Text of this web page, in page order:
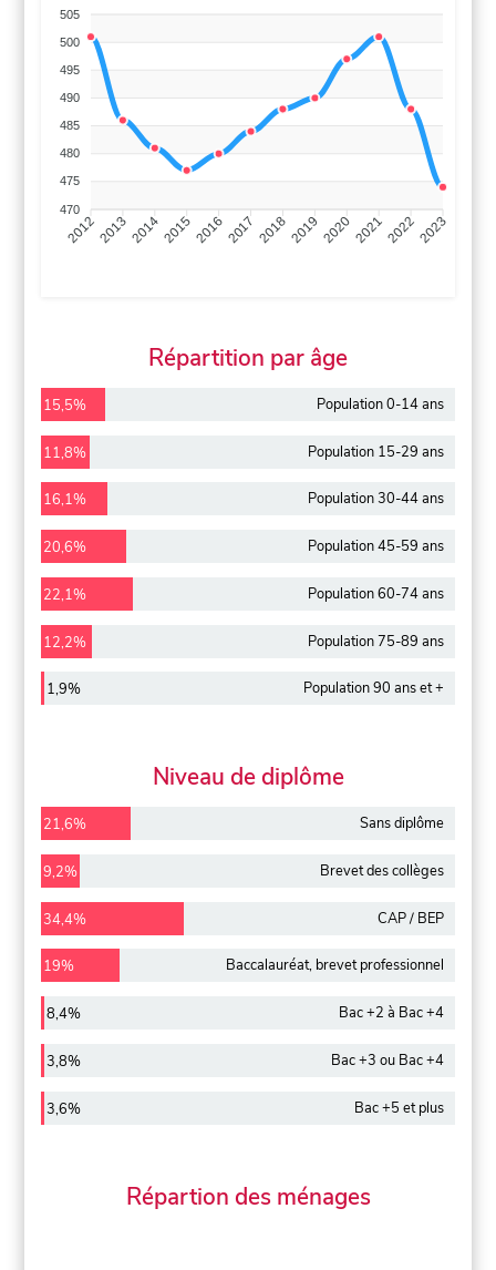
505
500
495
490
485
480
475
470
201220132014201520162017 20182019 2020202120222023
Répartition par âge
15,5% Population 0-14 ans
11,8% Population 15-29 ans
16,1% Population 30-44 ans
20,6% Population 45-59 ans
22,1% Population 60-74 ans
12,2% Population 75-89 ans
1,9% Population 90 ans et +
Niveau de diplôme
21,6% Sans diplôme
9,2% Brevet des collèges
34,4% CAP / BEP
19% Baccalauréat, brevet professionnel
8,4% Bac +2 à Bac +4
3,8% Bac +3 ou Bac +4
3,6% Bac +5 et plus
Répartion des ménages